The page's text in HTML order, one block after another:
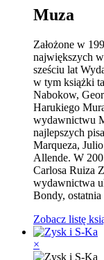
Muza
Założone w
największych
sześciu lat
w tym książki
Nabokow,
Harukiego
wydawnictwu
najlepszych
Marqueza,
Allende. W
Carlosa Ruiza
wydawnictwa
Bondy, ostatnia
Zobacz listę
×